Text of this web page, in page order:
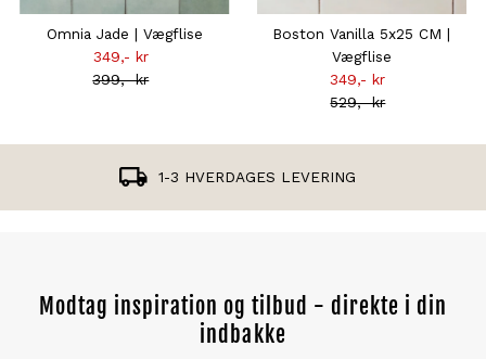
Omnia Jade | Vægflise
Tilbudsprisen
349,- kr
Normal
399,- kr
Boston Vanilla 5x25 CM |
Vægflise
Tilbudsprisen
349,- kr
Normal
529,- kr
GRATIS OPBEVARING I 2 UGER
Modtag inspiration og tilbud - direkte i din
indbakke